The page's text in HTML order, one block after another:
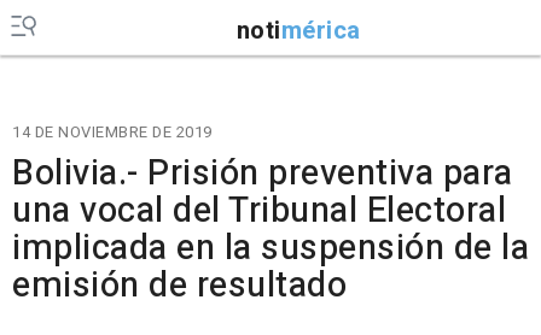
notimérica
14 DE NOVIEMBRE DE 2019
Bolivia.- Prisión preventiva para
una vocal del Tribunal Electoral
implicada en la suspensión de la
emisión de resultado